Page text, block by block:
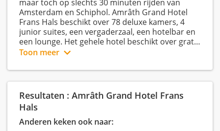
maar toch op slechts 30 minuten rijden van
Amsterdam en Schiphol. Amrâth Grand Hotel
Frans Hals beschikt over 78 deluxe kamers, 4
junior suites, een vergaderzaal, een hotelbar en
een lounge. Het gehele hotel beschikt over gratis
draadloos internet. Binnen onze kleine, platte
hoofdletter!
Toon meer
Resultaten : Amrâth Grand Hotel Frans
Hals
Anderen keken ook naar: